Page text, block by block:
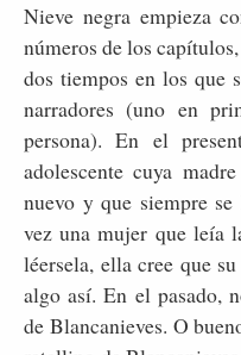
Nieve negra empieza
números de los
dos tiempos en los que
narradores (uno en
persona). En el
adolescente cuya
nuevo y que siempre
vez una mujer que leía
léersela, ella cree que
algo así. En el pasado,
de Blancanieves. O